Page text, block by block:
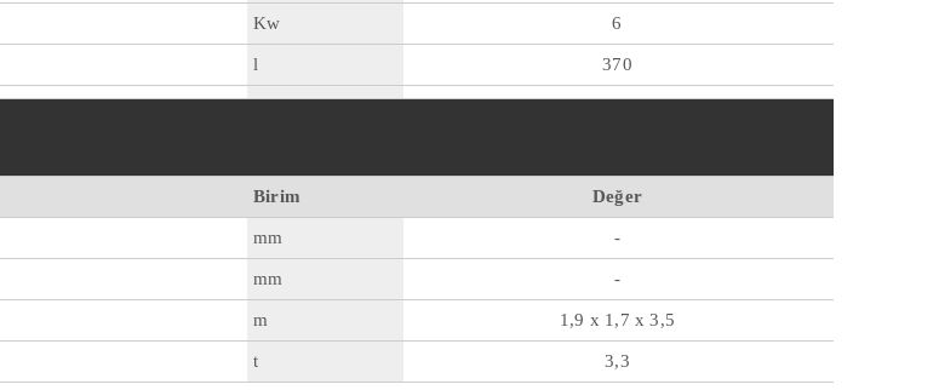
Kw 6
l 370
Birim Değer
mm -
mm -
m 1,9 x 1,7 x 3,5
t 3,3